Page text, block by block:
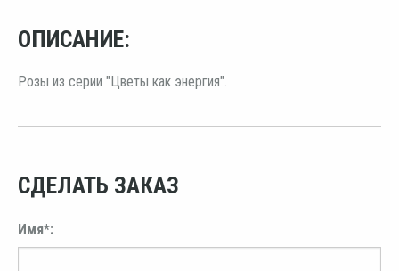
ОПИСАНИЕ:
Розы из серии "Цветы как энергия".
СДЕЛАТЬ ЗАКАЗ
Имя*: